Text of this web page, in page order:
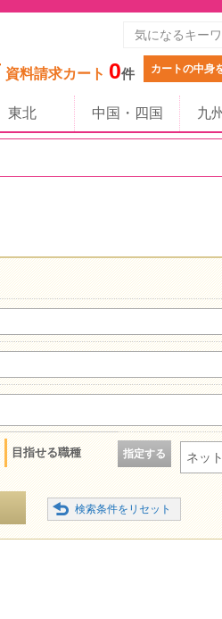
資料請求カート 0件 カートの中身
東北 中国・四国 九
目指せる職種 指定する ネッ